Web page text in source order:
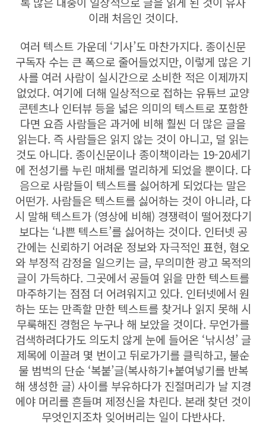
이래 처음인 것이다.
여러 텍스트 가운데 ‘기사’도 마찬가지다. 종이신문
구독자 수는 큰 폭으로 줄어들었지만, 이렇게 많은 기
사를 여러 사람이 실시간으로 소비한 적은 이제까지
없었다. 여기에 더해 일상적으로 접하는 유튜브 교양
콘텐츠나 인터뷰 등을 넓은 의미의 텍스트로 포함한
다면 요즘 사람들은 과거에 비해 훨씬 더 많은 글을
읽는다. 즉 사람들은 읽지 않는 것이 아니고, 덜 읽는
것도 아니다. 종이신문이나 종이책이라는 19-20세기
에 전성기를 누린 매체를 멀리하게 되었을 뿐이다. 다
음으로 사람들이 텍스트를 싫어하게 되었다는 말은
어떤가. 사람들은 텍스트를 싫어하는 것이 아니라, 다
시 말해 텍스트가 (영상에 비해) 경쟁력이 떨어졌다기
보다는 ‘나쁜 텍스트’를 싫어하는 것이다. 인터넷 공
간에는 신뢰하기 어려운 정보와 자극적인 표현, 혐오
와 부정적 감정을 일으키는 글, 무의미한 광고 목적의
글이 가득하다. 그곳에서 공들여 읽을 만한 텍스트를
마주하기는 점점 더 어려워지고 있다. 인터넷에서 원
하는 또는 만족할 만한 텍스트를 찾거나 읽지 못해 시
무룩해진 경험은 누구나 해 보았을 것이다. 무언가를
검색하려다가도 의도치 않게 눈에 들어온 ‘낚시성’ 글
제목에 이끌려 몇 번이고 뒤로가기를 클릭하고, 불순
물 범벅의 단순 ‘복붙’글(복사하기+붙여넣기를 반복
해 생성한 글) 사이를 부유하다가 진절머리가 날 지경
에야 머리를 흔들며 제정신을 차린다. 본래 찾던 것이
무엇인지조차 잊어버리는 일이 다반사다.